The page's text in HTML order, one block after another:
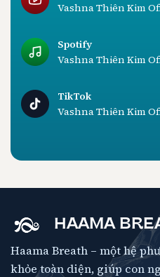
Vashna Thiên Kim
Spotify
Vashna Thiên Kim
TikTok
Vashna Thiên Kim
HAAMA
Haama Breath – một hệ
khỏe toàn diện, giúp con